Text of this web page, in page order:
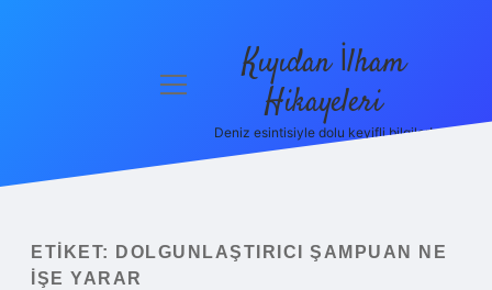
Yasal Uyarı
menüyü
Kıyıdan İlham
Hikayeleri
Deniz esintisiyle dolu keyifli bilgiler!
ETIKET:
DOLGUNLAŞTIRICI ŞAMPUAN NE
IŞE YARAR